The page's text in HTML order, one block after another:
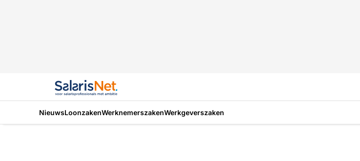
NieuwsLoonzakenWerknemerszakenWerkgeverszaken